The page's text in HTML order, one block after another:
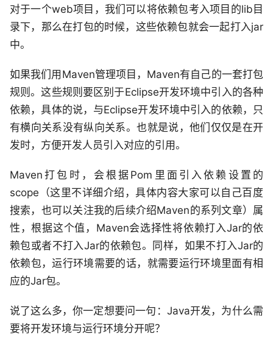
对于一个web项目，我们可以将依赖包考入项目的lib目
录下，那么在打包的时候，这些依赖包就会一起打入jar
中。
如果我们用Maven管理项目，Maven有自己的一套打包
规则。这些规则要区别于Eclipse开发环境中引入的各种
依赖，具体的说，与Eclipse开发环境中引入的依赖，只
有横向关系没有纵向关系。也就是说，他们仅仅是在开
发时，方便开发人员引入对应的引用。
Maven打包时，会根据Pom里面引入依赖设置的
scope（这里不详细介绍，具体内容大家可以自己百度
搜索，也可以关注我的后续介绍Maven的系列文章）属
性，根据这个值，Maven会选择性将依赖打入Jar的依
赖包或者不打入Jar的依赖包。同样，如果不打入Jar的
依赖包，运行环境需要的话，就需要运行环境里面有相
应的Jar包。
说了这么多，你一定想要问一句：Java开发，为什么需
要将开发环境与运行环境分开呢？